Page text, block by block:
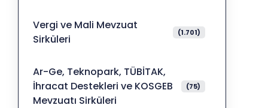
Vergi ve Mali Mevzuat
Sirküleri
(1.701)
Ar-Ge, Teknopark, TÜBİTAK,
İhracat Destekleri ve KOSGEB
Mevzuatı Sirküleri
(75)